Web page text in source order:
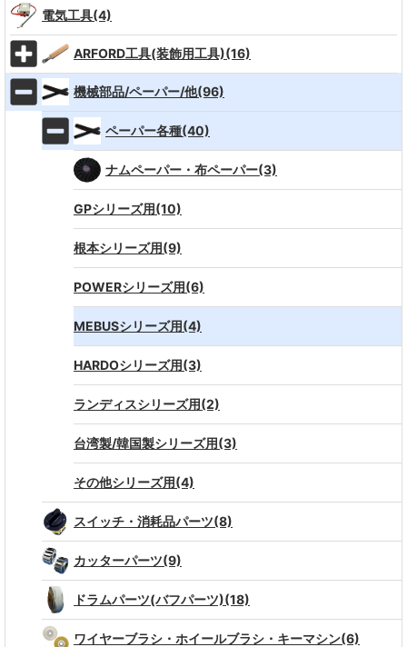
電気工具(4)
ARFORD工具(装飾用工具)(16)
機械部品/ペーパー/他(96)
ペーパー各種(40)
ナムペーパー・布ペーパー(3)
GPシリーズ用(10)
根本シリーズ用(9)
POWERシリーズ用(6)
MEBUSシリーズ用(4)
HARDOシリーズ用(3)
ランディスシリーズ用(2)
台湾製/韓国製シリーズ用(3)
その他シリーズ用(4)
スイッチ・消耗品パーツ(8)
カッターパーツ(9)
ドラムパーツ(バフパーツ)(18)
ワイヤーブラシ・ホイールブラシ・キーマシン(6)